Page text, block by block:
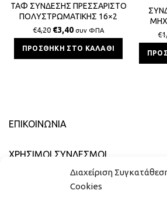
Διαχείριση
Cookies
ΤΑΦ ΣΥΝΔΕΣΗΣ ΠΡΕΣΣΑΡΙΣΤΟ
ΠΟΛΥΣΤΡΩΜΑΤΙΚΗΣ 16×2
€4,20 €3,40 συν ΦΠΑ
ΠΡΟΣΘΉΚΗ ΣΤΟ ΚΑΛΆΘΙ
€
ΕΠΙΚΟΙΝΩΝΊΑ
ΧΡΗΣΙΜΟΙ ΣΥΝΔΕΣΜΟΙ
ΓΡΉΓΟΡΟ ΜΕΝΟΎ